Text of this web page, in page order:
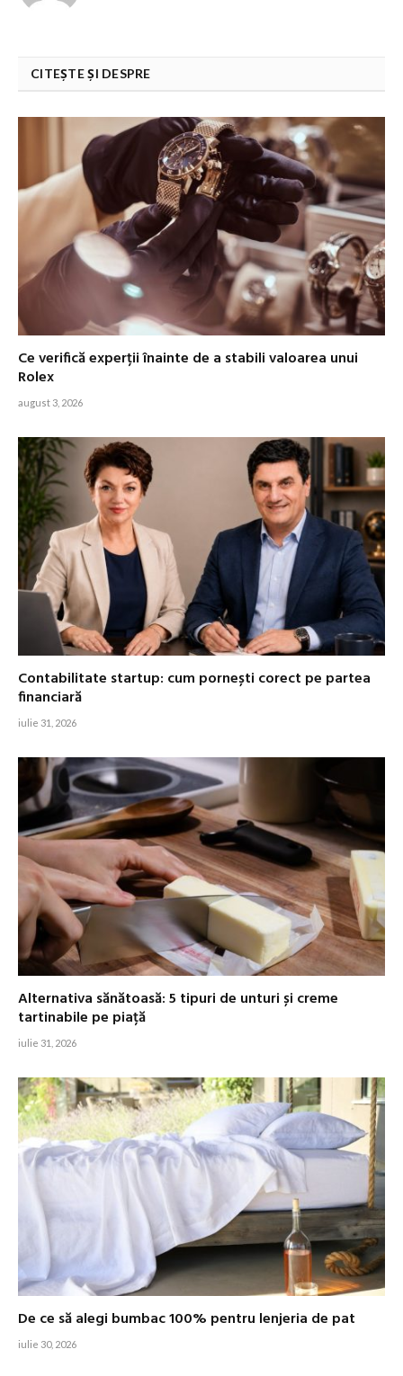
CITEȘTE ȘI DESPRE
Ce verifică experții înainte de a stabili valoarea unui
Rolex
august 3, 2026
Contabilitate startup: cum pornești corect pe partea
financiară
iulie 31, 2026
Alternativa sănătoasă: 5 tipuri de unturi și creme
tartinabile pe piață
iulie 31, 2026
De ce să alegi bumbac 100% pentru lenjeria de pat
iulie 30, 2026